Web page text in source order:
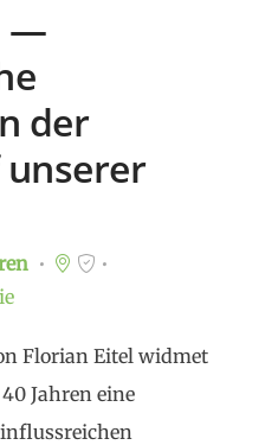
—
der
Florian Eitel widmet
Jahren eine